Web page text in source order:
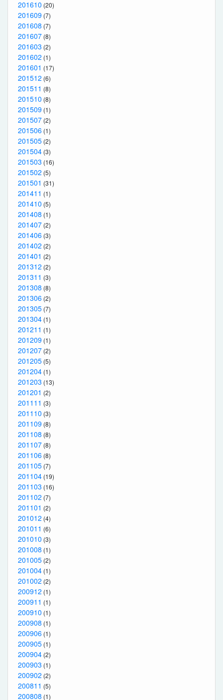
201610 (20)
201609 (7)
201608 (7)
201607 (8)
201603 (2)
201602 (1)
201601 (17)
201512 (6)
201511 (8)
201510 (8)
201509 (1)
201507 (2)
201506 (1)
201505 (2)
201504 (3)
201503 (16)
201502 (5)
201501 (31)
201411 (1)
201410 (5)
201408 (1)
201407 (2)
201406 (3)
201402 (2)
201401 (2)
201312 (2)
201311 (3)
201308 (8)
201306 (2)
201305 (7)
201304 (1)
201211 (1)
201209 (1)
201207 (2)
201205 (5)
201204 (1)
201203 (13)
201201 (2)
201111 (3)
201110 (3)
201109 (8)
201108 (8)
201107 (8)
201106 (8)
201105 (7)
201104 (19)
201103 (16)
201102 (7)
201101 (2)
201012 (4)
201011 (6)
201010 (3)
201008 (1)
201005 (2)
201004 (1)
201002 (2)
200912 (1)
200911 (1)
200910 (1)
200908 (1)
200906 (1)
200905 (1)
200904 (2)
200903 (1)
200902 (2)
200811 (5)
200808 (1)